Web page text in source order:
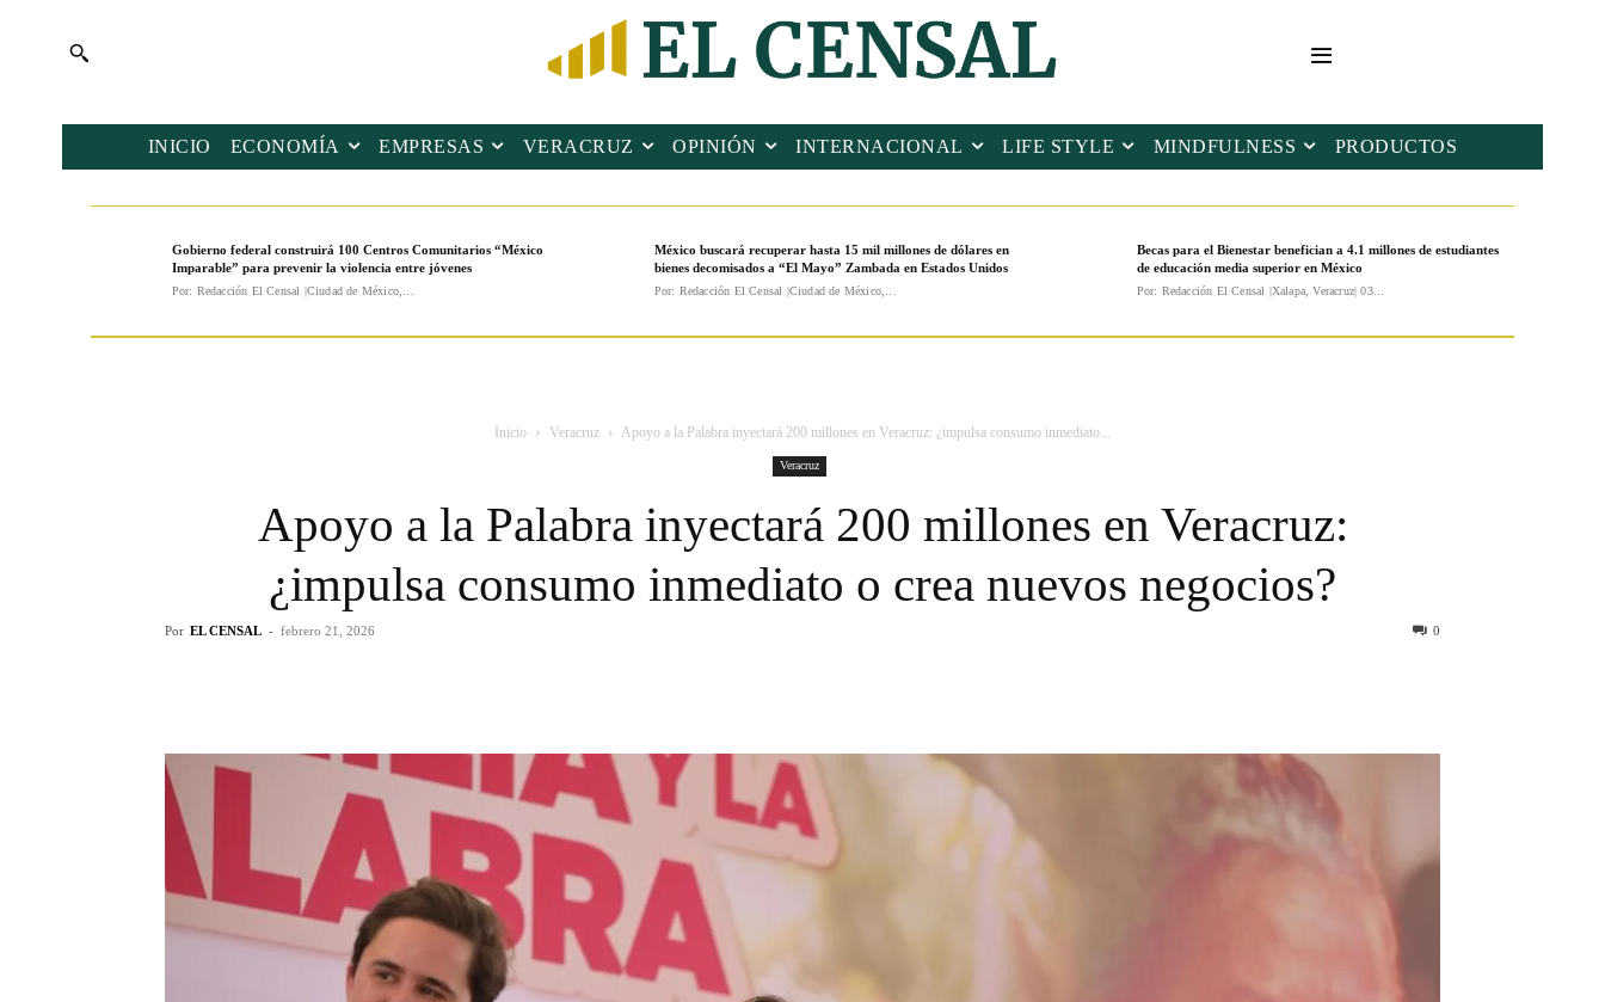
INICIO ECONOMÍA EMPRESAS VERACRUZ OPINIÓN INTERNACIONAL LIFE STYLE MINDFULNESS PRODUCTOS
Gobierno federal construirá 100 Centros Comunitarios “México
Imparable” para prevenir la violencia entre jóvenes
Por: Redacción El Censal |Ciudad de México,...
México buscará recuperar hasta 15 mil millones de dólares en
bienes decomisados a “El Mayo” Zambada en Estados Unidos
Por: Redacción El Censal |Ciudad de México,...
Becas para el Bienestar benefician a 4.1 millones de estudiantes
de educación media superior en México
Por: Redacción El Censal |Xalapa, Veracruz| 03...
Inicio Veracruz Apoyo a la Palabra inyectará 200 millones en Veracruz: ¿impulsa consumo inmediato...
Veracruz
Apoyo a la Palabra inyectará 200 millones en Veracruz:
¿impulsa consumo inmediato o crea nuevos negocios?
Por EL CENSAL - febrero 21, 2026 0